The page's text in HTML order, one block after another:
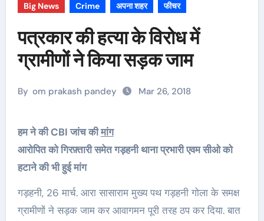
Big News Crime अपना शहर फीचर
पत्रकार की हत्या के विरोध में
ग्रामीणों ने किया सड़क जाम
By om prakash pandey Mar 26, 2018
हम ने की CBI जांच कीमांग
आरोपित को गिरफ़्तारी समेत गड़हनी थाना प्रभारी एवम सीओ को
हटाने की भी हुई मांग
गड़हनी, 26 मार्च. आरा सासाराम मुख्य पथ गड़हनी गोला के समक्ष
ग्रामीणों ने सड़क जाम कर आवागमन पूरी तरह ठप कर दिया. बात